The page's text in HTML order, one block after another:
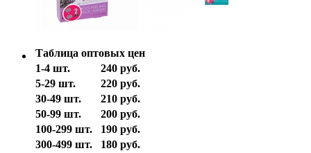
Таблица оптовых цен
1-4 шт.
240 руб.
5-29 шт.
220 руб.
30-49 шт.
210 руб.
50-99 шт.
200 руб.
100-299 шт.
190 руб.
300-499 шт.
180 руб.